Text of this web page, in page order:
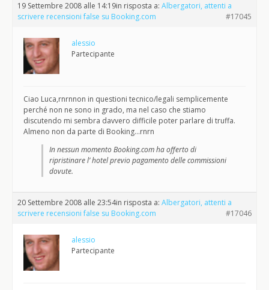
19 Settembre 2008 alle 14:19in risposta a: Albergatori, attenti a
scrivere recensioni false su Booking.com
#17045
alessio
Partecipante
Ciao Luca,rnrnnon in questioni tecnico/legali semplicemente
perché non ne sono in grado, ma nel caso che stiamo
discutendo mi sembra davvero difficile poter parlare di truffa.
Almeno non da parte di Booking…rnrn
In nessun momento Booking.com ha offerto di
ripristinare l’ hotel previo pagamento delle commissioni
dovute.
20 Settembre 2008 alle 23:54in risposta a: Albergatori, attenti a
scrivere recensioni false su Booking.com
#17046
alessio
Partecipante